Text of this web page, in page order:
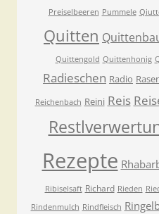
Preiselbeeren Pummele
Quitten
Quittengold Quittenhonig
Radieschen Radio
Reichenbach Reini Reis
Rezepte
Ribiselsaft Richard Rieden
Rindenmulch Rindfleisch